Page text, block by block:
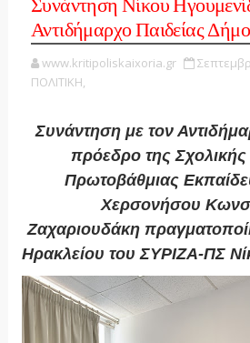
Συνάντηση Νίκου
Αντιδήμαρχο Παιδείας
www.kritipoliskaixoria.gr
ΠΟΛΙΤΙΚΗ,
Συνάντηση με τον
πρόεδρο της
Πρωτοβάθμιας
Χερσονήσου Κ
Ζαχαριουδάκη
Ηρακλείου του ΣΥΡΙΖΑ-ΠΣ